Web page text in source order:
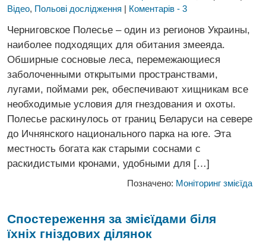
Відео, Польові дослідження | Коментарів - 3
Черниговское Полесье – один из регионов Украины,
наиболее подходящих для обитания змееяда.
Обширные сосновые леса, перемежающиеся
заболоченными открытыми пространствами,
лугами, поймами рек, обеспечивают хищникам все
необходимые условия для гнездования и охоты.
Полесье раскинулось от границ Беларуси на севере
до Ичнянского национального парка на юге. Эта
местность богата как старыми соснами с
раскидистыми кронами, удобными для […]
Позначено: Моніторинг змієїда
Спостереження за змієїдами біля
їхніх гніздових ділянок